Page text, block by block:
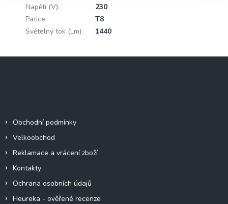
Napětí (V):
230
Patice:
T8
Světelný tok (Lm): 1440
Obchodní podmínky
Velkoobchod
Reklamace a vrácení zboží
Kontakty
Ochrana osobních údajů
Heureka - ověřené recenze